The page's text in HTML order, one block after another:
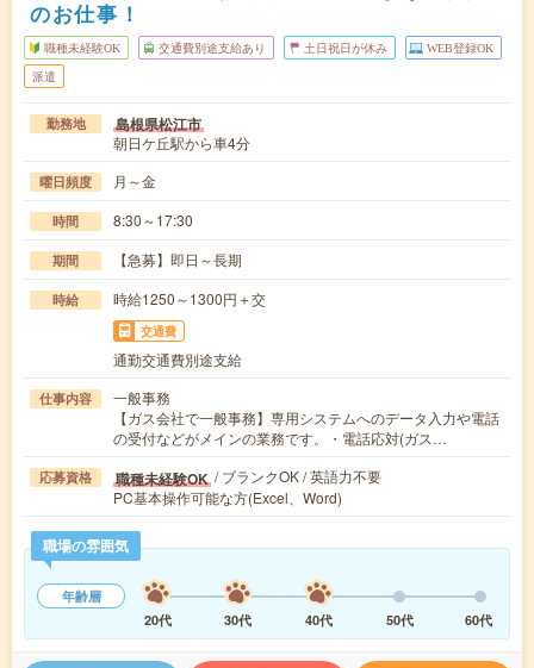
のお仕事！
職種未経験OK 交通費別途支給あり 土日祝日が休み WEB登録OK
派遣
勤務地 島根県松江市
朝日ケ丘駅から車4分
曜日頻度 月～金
時間 8:30～17:30
期間 【急募】即日～長期
時給 時給1250～1300円＋交
交通費
通勤交通費別途支給
仕事内容
一般事務
【ガス会社で一般事務】専用システムへのデータ入力や電話
の受付などがメインの業務です。・電話応対(ガス…
応募資格 職種未経験OK / ブランクOK / 英語力不要
PC基本操作可能な方(Excel、Word)
職場の雰囲気
年齢層
20代
30代 40代 50代 60代